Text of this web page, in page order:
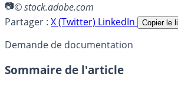
© stock.adobe.com
Partager : X (Twitter) LinkedIn Copier le
Demande de documentation
Sommaire de l'article